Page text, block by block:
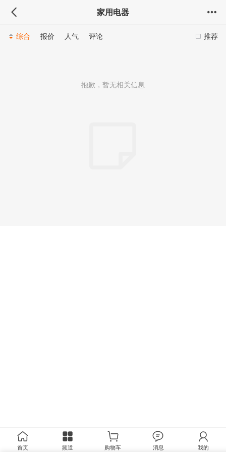
家用电器
推荐
综合 报价 人气 评论
抱歉，暂无相关信息
首页 频道 购物车 消息 我的